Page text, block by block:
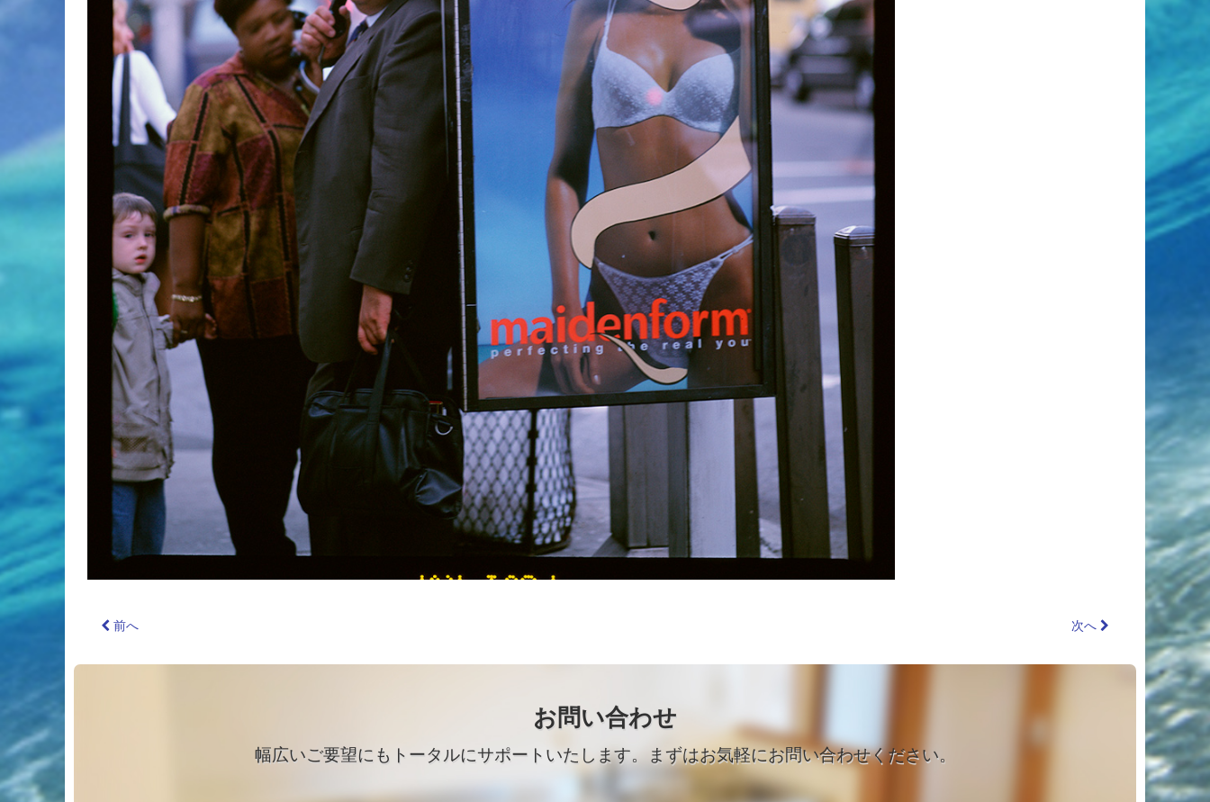
前へ 次へ
お問い合わせ
幅広いご要望にもトータルにサポートいたします。まずはお気軽にお問い合わせください。